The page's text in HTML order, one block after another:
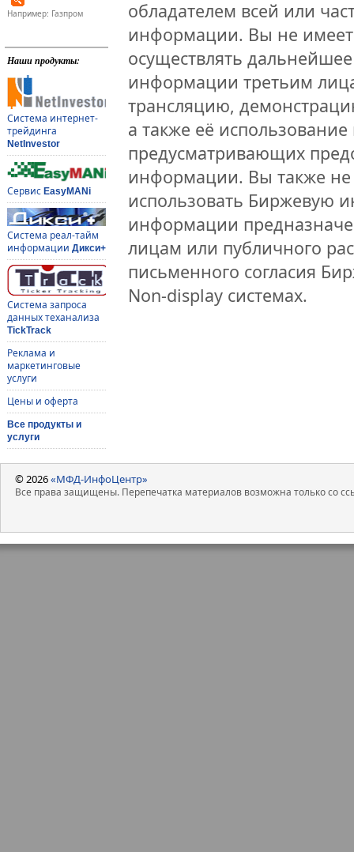
Например: Газпром
Наши продукты:
Система интернет-
трейдинга
NetInvestor
Сервис EasyMANi
Система реал-тайм
информации Дикси+
Система запроса
данных теханализа
TickTrack
Реклама и
маркетинговые
услуги
Цены и оферта
Все продукты и
услуги
обладателем всей или
информации. Вы не
осуществлять
информации третьим
трансляцию,
а также её
предусматривающих
информации. Вы также не
использовать Биржевую
информации
лицам или публичного
письменного согласия
Non-display системах.
© 2026«МФД-ИнфоЦентр»
Все права защищены. Перепечатка материалов возможна только со